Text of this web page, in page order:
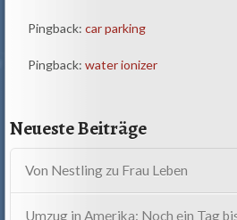
Pingback:car parking
Pingback:water ionizer
Neueste Beiträge
Von Nestling zu Frau Leben
Umzug in Amerika: Noch ein Tag